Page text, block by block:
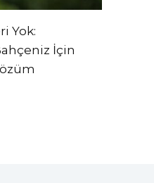
Yok:
İçin